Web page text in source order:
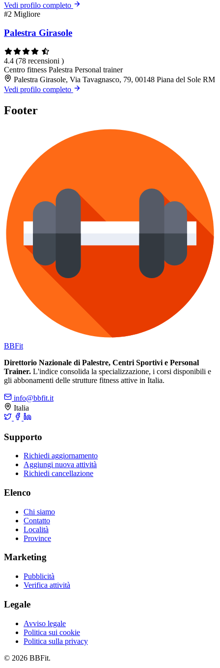
Vedi profilo completo
#2 Migliore
Palestra Girasole
4.4 (78 recensioni )
Centro fitness Palestra Personal trainer
Palestra Girasole, Via Tavagnasco, 79, 00148 Piana del Sole RM
Vedi profilo completo
Footer
BBFit
Direttorio Nazionale di Palestre, Centri Sportivi e Personal
Trainer. L'indice consolida la specializzazione, i corsi disponibili e
gli abbonamenti delle strutture fitness attive in Italia.
info@bbfit.it
Italia
Supporto
Richiedi aggiornamento
Aggiungi nuova attività
Richiedi cancellazione
Elenco
Chi siamo
Contatto
Località
Province
Marketing
Pubblicità
Verifica attività
Legale
Avviso legale
Politica sui cookie
Politica sulla privacy
© 2026 BBFit.